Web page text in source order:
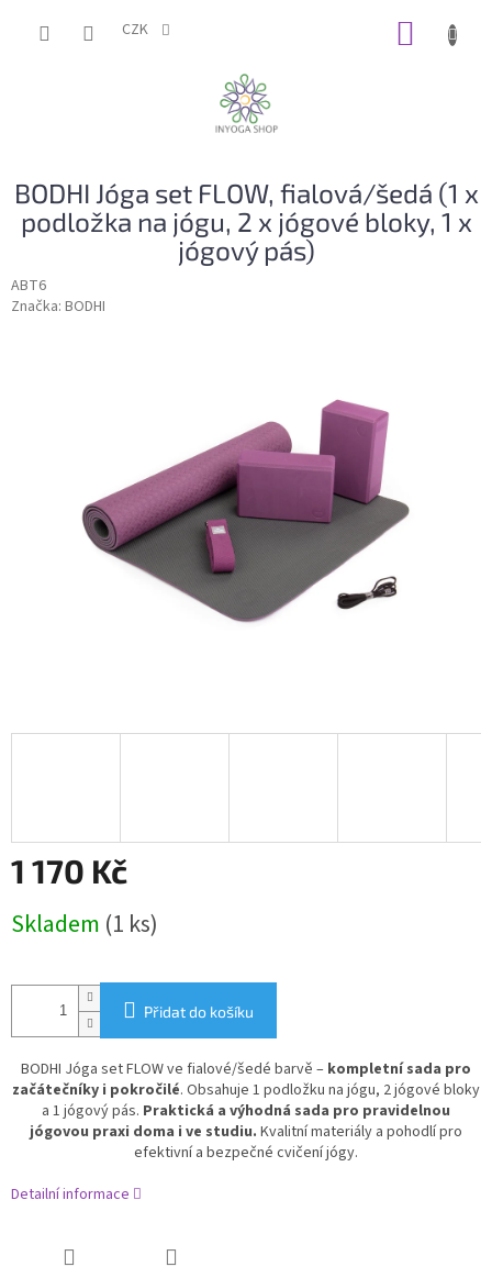
CZK
BODHI Jóga set FLOW, fialová/šedá (1 x
podložka na jógu, 2 x jógové bloky, 1 x
jógový pás)
ABT6
Značka: BODHI
1 170 Kč
cena:
Skladem (1 ks)
Přidat do košíku
BODHI Jóga set FLOW ve fialové/šedé barvě – kompletní sada pro
začátečníky i pokročilé. Obsahuje 1 podložku na jógu, 2 jógové bloky
a 1 jógový pás. Praktická a výhodná sada pro pravidelnou
jógovou praxi doma i ve studiu. Kvalitní materiály a pohodlí pro
efektivní a bezpečné cvičení jógy.
Detailní informace